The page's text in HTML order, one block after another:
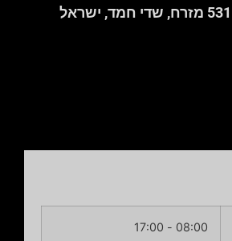
08:00 - 17:00